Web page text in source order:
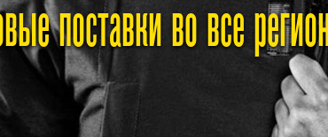
поставки во все